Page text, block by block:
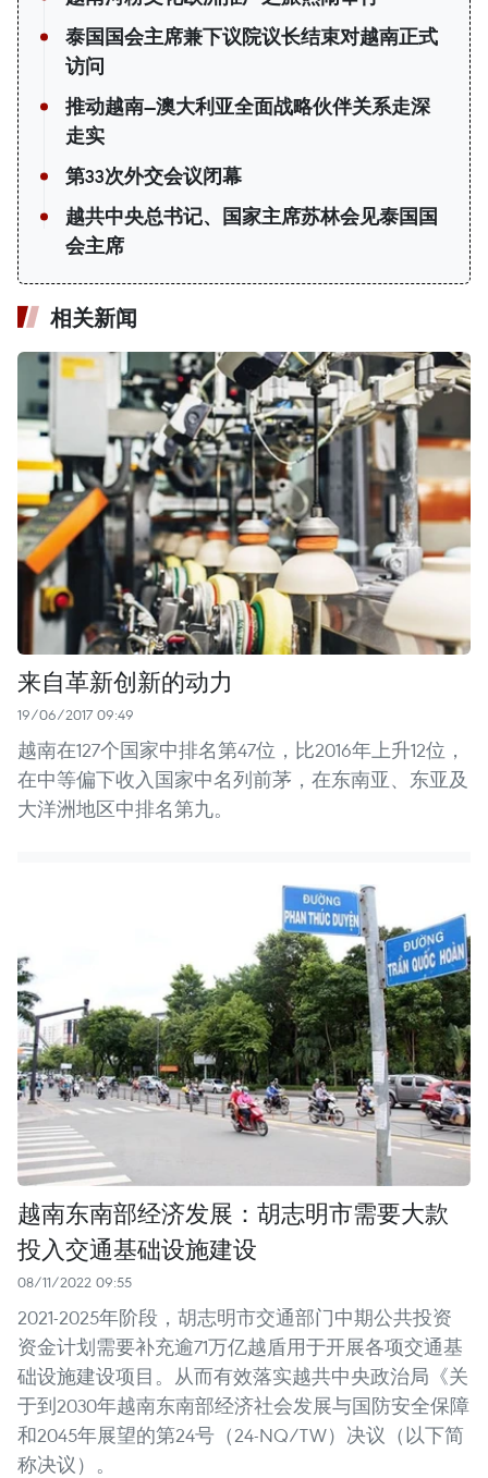
泰国国会主席兼下议院议长结束对越南正式
访问
推动越南—澳大利亚全面战略伙伴关系走深
走实
第33次外交会议闭幕
越共中央总书记、国家主席苏林会见泰国国
会主席
相关新闻
来自革新创新的动力
19/06/2017 09:49
越南在127个国家中排名第47位，比2016年上升12位，
在中等偏下收入国家中名列前茅，在东南亚、东亚及
大洋洲地区中排名第九。
越南东南部经济发展：胡志明市需要大款
投入交通基础设施建设
08/11/2022 09:55
2021-2025年阶段，胡志明市交通部门中期公共投资
资金计划需要补充逾71万亿越盾用于开展各项交通基
础设施建设项目。从而有效落实越共中央政治局《关
于到2030年越南东南部经济社会发展与国防安全保障
和2045年展望的第24号（24-NQ/TW）决议（以下简
称决议）。